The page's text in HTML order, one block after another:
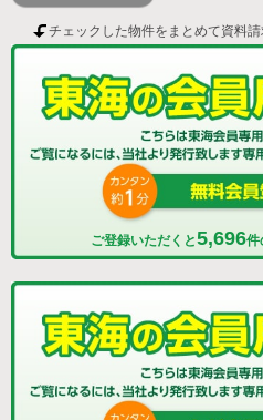
チェックした物件をまとめて資料請
ご登録いただくと5,696件